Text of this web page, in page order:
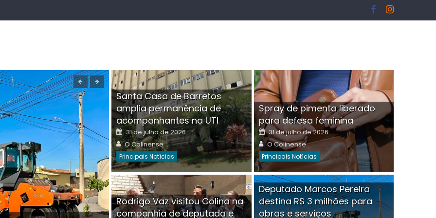
Boutique na Av. Ângelo Martins Tristão é
invadida por criminoso mascarado
Posted
30 de julho de 2026 Author
O Colinense Comment(0)
Santa Casa de Barretos
amplia permanência de
acompanhantes na UTI
Posted
on
31 de julho de 2026
Author
O Colinense
Principais Notícias
Spray de pimenta liberado
para defesa feminina
Posted
on
31 de julho de 2026
Author
O Colinense
Principais Notícias
Rodrigo Vaz visitou Colina na
companhia de deputada e
Deputado Marcos Pereira
destina R$ 3 milhões para
obras e serviços